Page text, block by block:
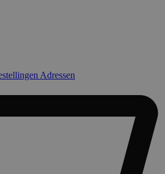
Adressen